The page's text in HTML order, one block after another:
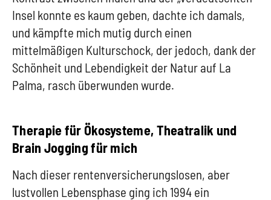
Insel konnte es kaum geben, dachte ich damals,
und kämpfte mich mutig durch einen
mittelmäßigen Kulturschock, der jedoch, dank der
Schönheit und Lebendigkeit der Natur auf La
Palma, rasch überwunden wurde.
Therapie für Ökosysteme, Theatralik und
Brain Jogging für mich
Nach dieser rentenversicherungslosen, aber
lustvollen Lebensphase ging ich 1994 ein